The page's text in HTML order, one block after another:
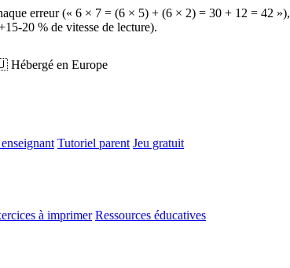
erreur (« 6 × 7 = (6 × 5) + (6 × 2) = 30 + 12 = 42 »),
20 % de vitesse de lecture).
Hébergé en Europe
Tutoriel parent Jeu gratuit
à imprimer Ressources éducatives